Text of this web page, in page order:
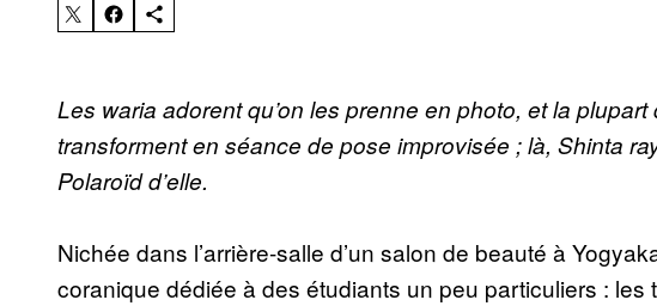
Les waria adorent qu’on les prenne en photo, et la plupart
transforment en séance de pose improvisée ; là, Shinta
Polaroïd d’elle.
Nichée dans l’arrière-salle d’un salon de beauté à
coranique dédiée à des étudiants un peu particuliers : les